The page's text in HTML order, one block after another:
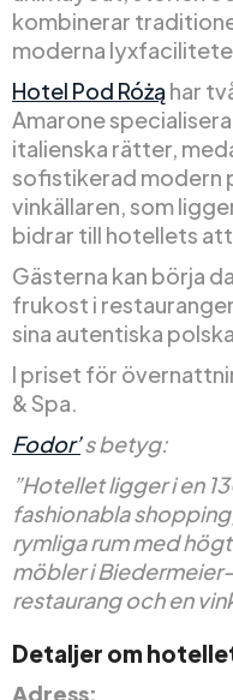
kombinerar
moderna
Hotel Pod Różą har
Amarone
italienska rätter,
sofistikerad modern
vinkällaren, som
bidrar till hotellets
Gästerna kan börja
frukost i
sina autentiska
I priset för
& Spa.
Fodor’s betyg:
”Hotellet ligger i en
fashionabla
rymliga rum med
möbler i
restaurang och en
Detaljer om
Adress: